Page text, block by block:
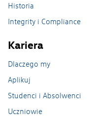
Historia
Integrity i Compliance
Kariera
Dlaczego my
Aplikuj
Studenci i Absolwenci
Uczniowie